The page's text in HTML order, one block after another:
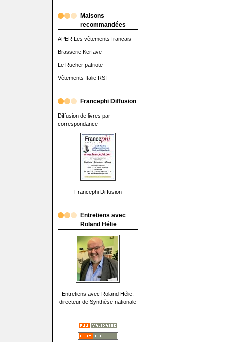
Maisons
recommandées
APER Les vêtements français
Brasserie Kerfave
Le Rucher patriote
Vêtements Italie RSI
Francephi Diffusion
Diffusion de livres par
correspondance
Francephi Diffusion
Entretiens avec
Roland Hélie
Entretiens avec Roland Hélie,
directeur de Synthèse nationale